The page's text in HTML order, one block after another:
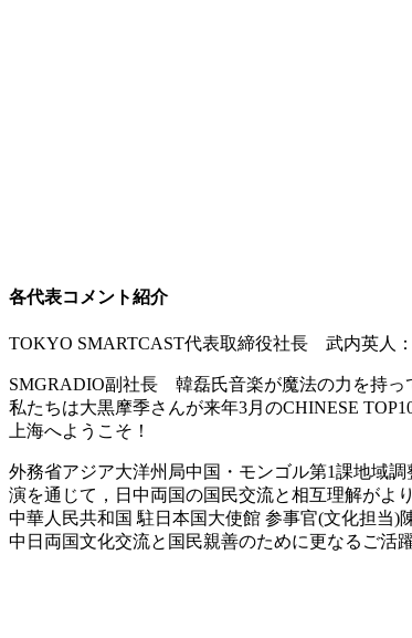
各代表コメント紹介
TOKYO SMARTCAST代表取締役社長 武内英人
SMGRADIO副社長 韓磊氏音楽が魔法の力を持っ
私たちは大黒摩季さんが来年3月のCHINESE
上海へようこそ！
外務省アジア大洋州局中国・モンゴル第1課地域
演を通じて，日中両国の国民交流と相互理解がよ
中華人民共和国 駐日本国大使館 参事官(文化担当)
中日両国文化交流と国民親善のために更なるご活